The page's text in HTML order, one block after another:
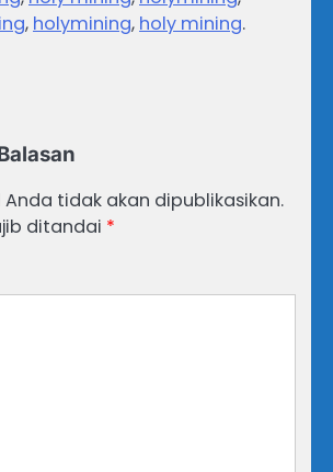
, holymining, holy mining.
tidak akan dipublikasikan.
ditandai *